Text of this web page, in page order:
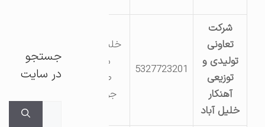
شرکت
تعاونی
تولیدی و
توزیعی
آهنکار
خلیل آباد
5327723201
خلیل آباد –
منطقه
صنعتی
جوشکاران
جستجو
در سایت